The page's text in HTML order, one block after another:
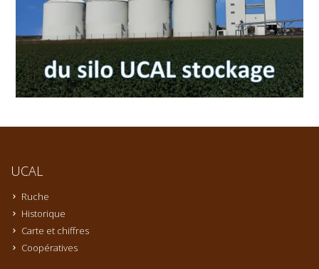
UCAL
Ruche
Historique
Carte et chiffres
Coopératives